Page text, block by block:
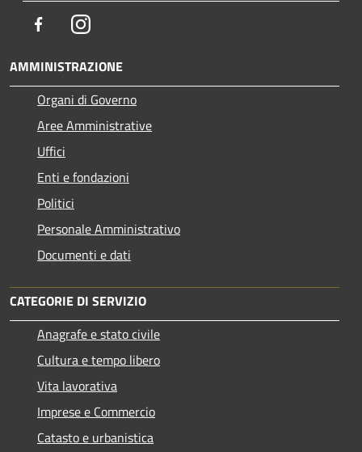
FacebookInstagram
AMMINISTRAZIONE
Organi di Governo
Aree Amministrative
Uffici
Enti e fondazioni
Politici
Personale Amministrativo
Documenti e dati
CATEGORIE DI SERVIZIO
Anagrafe e stato civile
Cultura e tempo libero
Vita lavorativa
Imprese e Commercio
Catasto e urbanistica